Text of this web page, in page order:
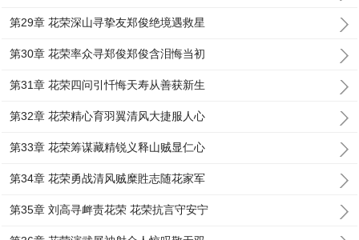
第29章 花荣深山寻挚友郑俊绝境遇救星
第30章 花荣率众寻郑俊郑俊含泪悔当初
第31章 花荣四问引忏悔天寿从善获新生
第32章 花荣精心育羽翼清风大捷服人心
第33章 花荣筹谋藏精锐义释山贼显仁心
第34章 花荣勇战清风贼糜貹志随花家军
第35章 刘高寻衅责花荣 花荣抗言守安宁